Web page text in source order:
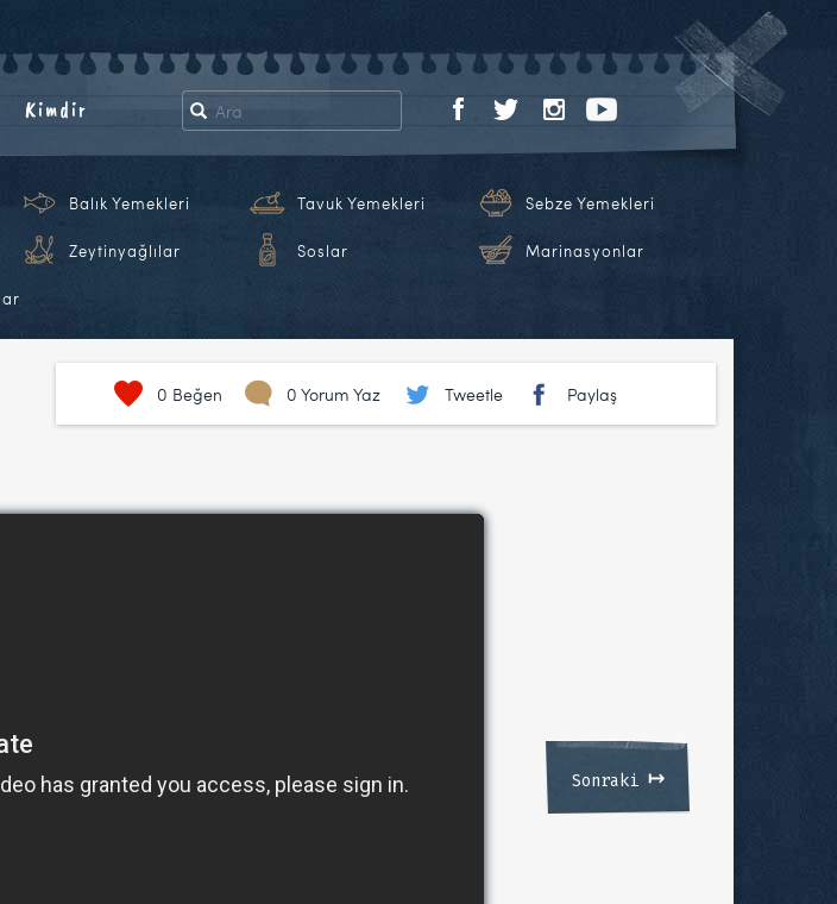
Kimdir
Balık Yemekleri Tavuk Yemekleri Sebze Yemekleri
Zeytinyağlılar Soslar Marinasyonlar
0 Beğen 0 Yorum Yaz Tweetle Paylaş
Sonraki ↦